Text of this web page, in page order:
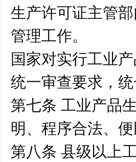
生产许可证主管
管理工作。
国家对实行工业
统一审查要求，
第七条 工业产品
明、程序合法、
第八条 县级以上